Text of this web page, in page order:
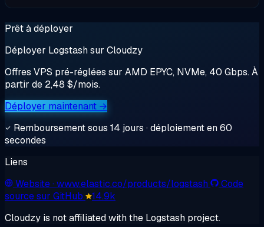
Prêt à déployer
Déployer Logstash sur Cloudzy
Offres VPS pré-réglées sur AMD EPYC, NVMe, 40 Gbps. À
partir de 2,48 $/mois.
Déployer maintenant →
Remboursement sous 14 jours · déploiement en 60
secondes
Liens
Website· www.elastic.co/products/logstash
Code
source sur GitHub
14.9k
Cloudzy is not affiliated with the Logstash project.